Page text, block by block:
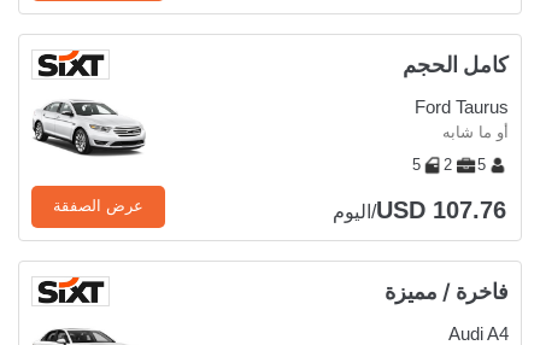
كامل الحجم
Ford Taurus
أو ما شابه
5
2
5
USD 107.76/اليوم عرض الصفقة
فاخرة / مميزة
Audi A4